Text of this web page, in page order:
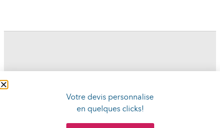
© DECOPISCINES 2026 / DECOPISCINES EST UNE MARQUE APPARTENAUT
Votre devis personnalise
en quelques clicks!